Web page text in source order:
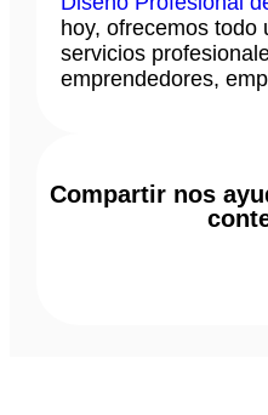
hoy, ofrecemos todo
servicios
emprendedores,
Compartir nos